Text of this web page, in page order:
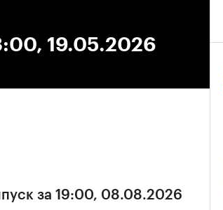
19.05.2026
за 19:00, 08.08.2026